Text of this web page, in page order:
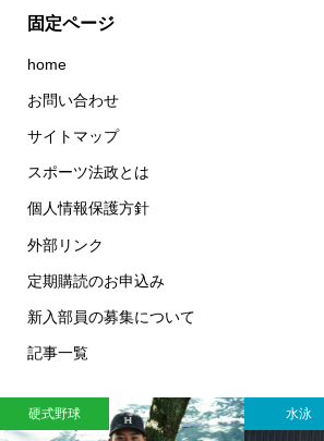
固定ページ
home
お問い合わせ
サイトマップ
スポーツ法政とは
個人情報保護方針
外部リンク
定期購読のお申込み
新入部員の募集について
記事一覧
硬式野球 水泳